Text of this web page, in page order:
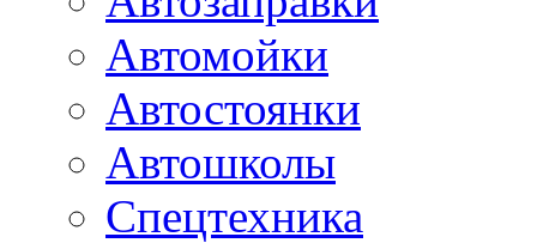
Автомойки
Автостоянки
Автошколы
Спецтехника